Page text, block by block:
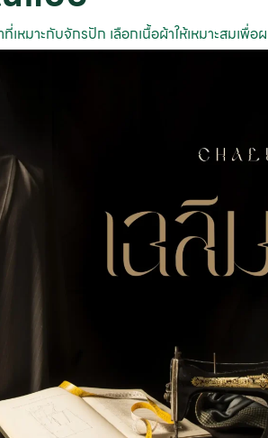
ที่เหมาะกับจักรปัก เลือกเนื้อผ้าให้เหมาะสมเ